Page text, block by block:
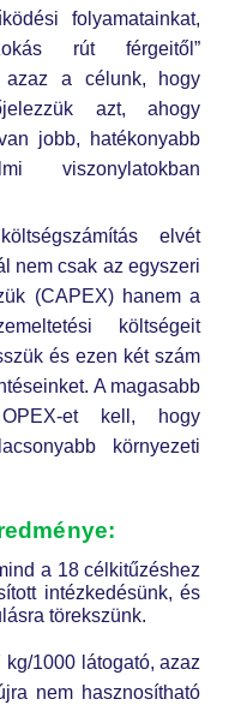
folyamatainkat,
rút férgeitől”
azaz a célunk, hogy
azt, ahogy
jobb, hatékonyabb
viszonylatokban
elvét
nem csak az egyszeri
(CAPEX) hanem a
költségeit
és ezen két szám
A magasabb
et kell, hogy
környezeti
a 18 célkitűzéshez
intézkedésünk, és
törekszünk.
1000 látogató, azaz
nem hasznosítható